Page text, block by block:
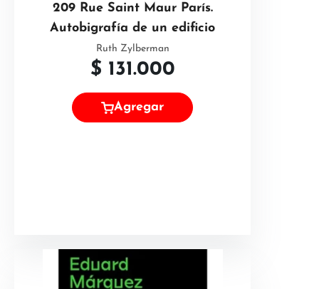
209 Rue Saint Maur París.
Autobigrafía de un edificio
Ruth Zylberman
$ 131.000
Agregar